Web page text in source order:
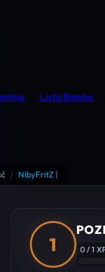
Lista Banów
/ NibyFritZ |
1 0 / 1